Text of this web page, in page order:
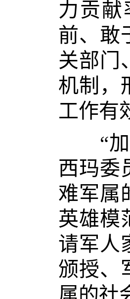
力贡
前、敢
关部门
机制，
工作有
“加
西玛委
难军属
英雄模
请军人
颁授、